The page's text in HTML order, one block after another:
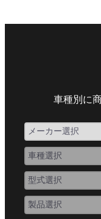
車種別に